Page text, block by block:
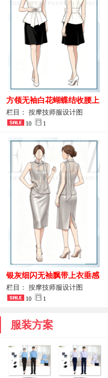
方领无袖白花蝴蝶结收腰上
衣 SPA会所接待工作制服设
计
栏目： 按摩技师服设计图
10 1
银灰细闪无袖飘带上衣垂感
开叉中长裙 星级酒店前厅礼
仪高级全套工作服
栏目： 按摩技师服设计图
10 1
服装方案